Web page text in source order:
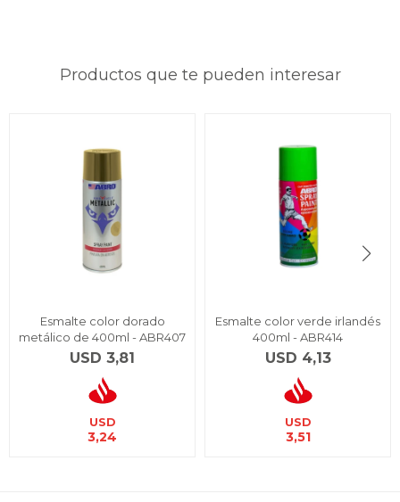
Productos que te pueden interesar
Esmalte color dorado
metálico de 400ml - ABR407
USD 3,81
USD
3,24
Esmalte color verde irlandés
400ml - ABR414
USD 4,13
USD
3,51